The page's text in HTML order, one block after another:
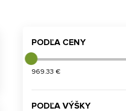
PODĽA CENY
969.33 €
PODĽA VÝŠKY